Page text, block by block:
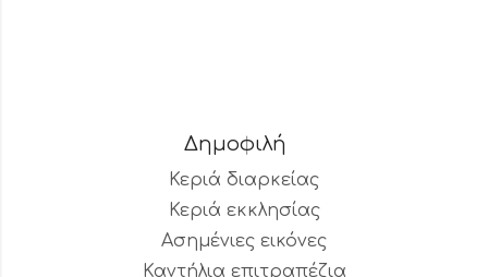
Δημοφιλή
Κεριά διαρκείας
Κεριά εκκλησίας
Ασημένιες εικόνες
Καντήλια επιτραπέζια